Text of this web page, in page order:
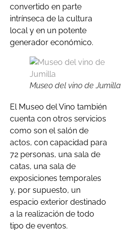
convertido en parte
intrínseca de la cultura
local y en un potente
generador económico.
Museo del vino de Jumilla
El Museo del Vino también
cuenta con otros servicios
como son el salón de
actos, con capacidad para
72 personas, una sala de
catas, una sala de
exposiciones temporales
y, por supuesto, un
espacio exterior destinado
a la realización de todo
tipo de eventos.